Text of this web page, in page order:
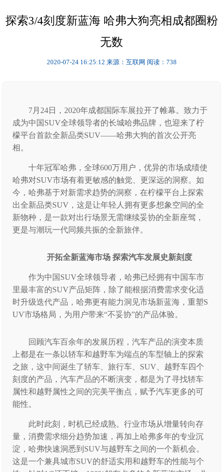
探索3/4刻度新蓝海 哈弗大狗亮相成都圈粉
无数
2020-07-24 16:25:12 来源：互联网 阅读：738
7月24日，2020年成都国际车展拉开了帷幕。致力于
成为中国SUV全球领导者的长城哈弗品牌，也迎来了柠
檬平台首款全新品类SUV——哈弗大狗的首次公开亮
相。
十年冠军哈弗，全球600万用户，优异的市场成绩使
哈弗对SUV市场有着更敏感的触觉、更深远的洞察。如
今，哈弗基于对新需求趋势的洞察，在柠檬平台上探索
出全新品类SUV，这是让年轻人拥有更多想象空间的全
新物种，是一款对出行场景无需继续妥协的全新座驾，
更是与潮玩一代同频共振的全新旅伴。
开拓全新蓝海市场 探索汽车发展史新刻度
作为中国SUV全球领导者，哈弗已经拥有中国车市
里最丰富的SUV产品矩阵，除了能根据消费需求变化适
时升级迭代产品，哈弗更有能力洞见市场新蓝海，重塑S
UV市场格局，为用户带来“不妥协”的产品体验。
回顾汽车百余年的发展历程，汽车产品的演变本质
上都是在一条以轿车和越野车为端点的车型轴上的探索
之旅，这中间诞生了轿车、旅行车、SUV、越野车四个
刻度的产品，汽车产品的不断演变，都是为了寻找轿车
属性和越野属性之间的完美平衡点，赋予汽车更多的可
能性。
此时此刻，时机已经成熟。行业市场从增量转向存
量，消费需求细分趋势加速，再加上哈弗多年的专业沉
淀，哈弗快速洞悉到SUV与越野车之间的一个新机会。
这是一个兼具城市SUV的舒适实用和越野车的性能与个